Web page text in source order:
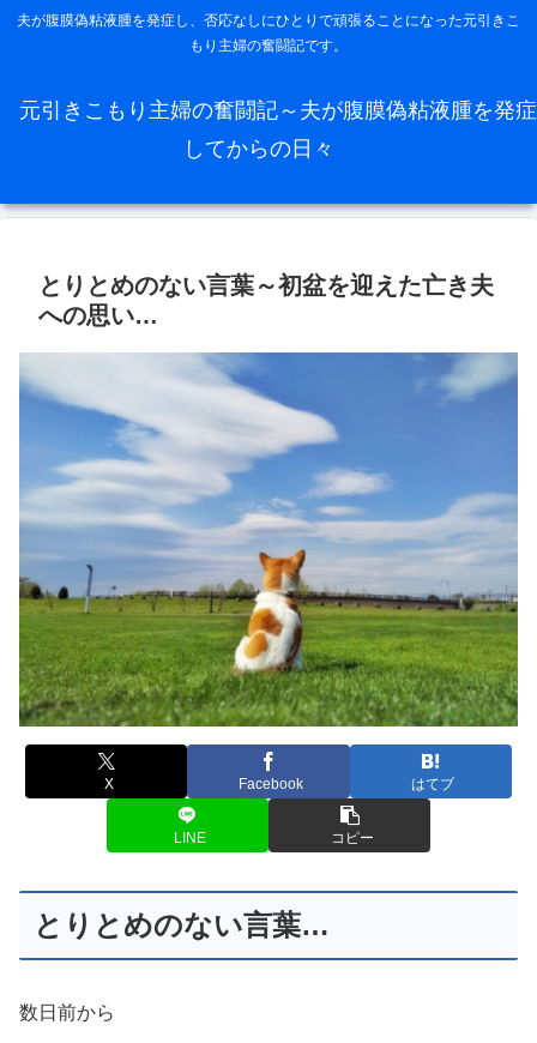
夫が腹膜偽粘液腫を発症し、否応なしにひとりで頑張ることになった元引きこ
もり主婦の奮闘記です。
元引きこもり主婦の奮闘記～夫が腹膜偽粘液腫を発症
してからの日々
とりとめのない言葉～初盆を迎えた亡き夫
への思い…
X Facebook はてブ
LINE コピー
とりとめのない言葉…
数日前から